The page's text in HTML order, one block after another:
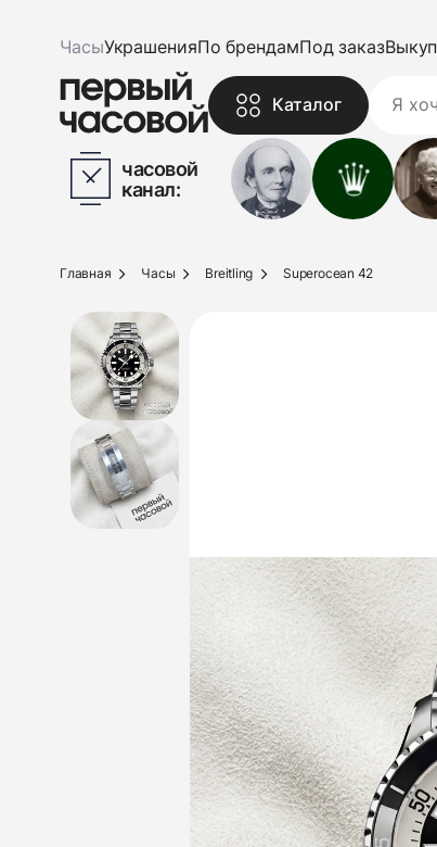
ЧасыУкрашенияПо брендамПод заказВыкуп
Каталог
часовой
канал:
Главная Часы Breitling Superocean 42